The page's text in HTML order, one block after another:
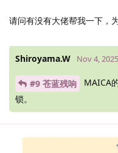
请问有没有大佬帮我一下，
Shiroyama.​W Nov 4, 2025
#9 苍蓝残响
MAICA
锁。